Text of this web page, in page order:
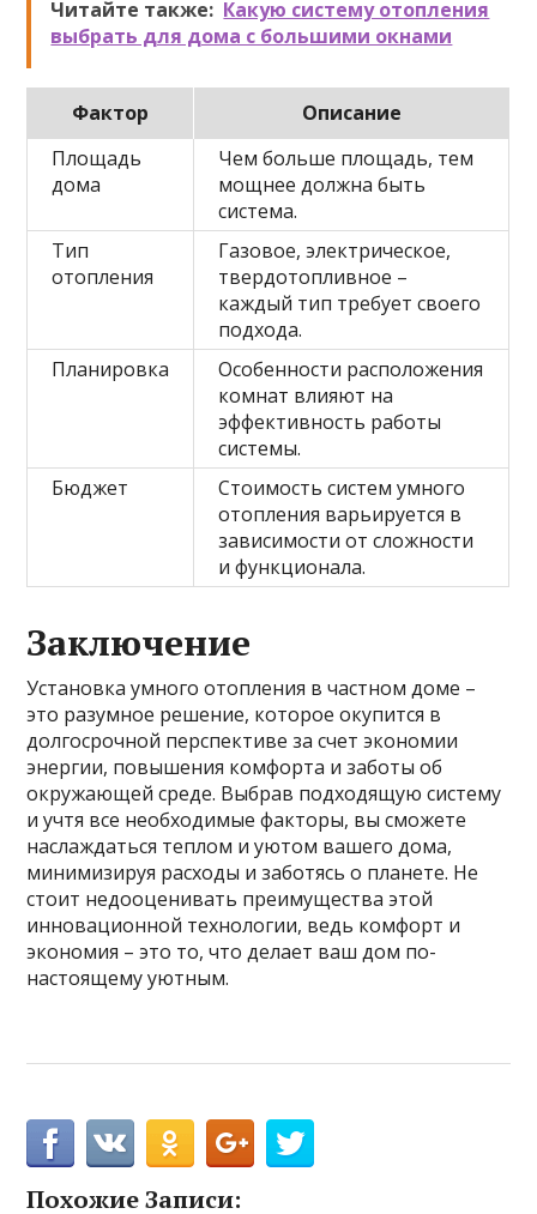
Читайте также: Какую систему отопления
выбрать для дома с большими окнами
Фактор
Описание
Площадь
дома
Чем больше площадь, тем
мощнее должна быть
система.
Тип
отопления
Газовое, электрическое,
твердотопливное –
каждый тип требует своего
подхода.
Планировка
Особенности расположения
комнат влияют на
эффективность работы
системы.
Бюджет
Стоимость систем умного
отопления варьируется в
зависимости от сложности
и функционала.
Заключение
Установка умного отопления в частном доме –
это разумное решение, которое окупится в
долгосрочной перспективе за счет экономии
энергии, повышения комфорта и заботы об
окружающей среде. Выбрав подходящую систему
и учтя все необходимые факторы, вы сможете
наслаждаться теплом и уютом вашего дома,
минимизируя расходы и заботясь о планете. Не
стоит недооценивать преимущества этой
инновационной технологии, ведь комфорт и
экономия – это то, что делает ваш дом по-
настоящему уютным.
Похожие Записи: